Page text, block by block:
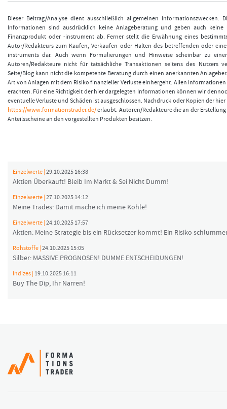
Dieser Beitrag/Analyse dient ausschließlich allgemeinen
Informationen sind ausdrücklich keine Anlageberatung und geben auch
Finanzprodukt oder -instrument ab. Ferner stellt die Erwähnung eines
Autor/Redakteurs zum Kaufen, Verkaufen oder Halten des betreffenden oder
instruments dar. Auch wenn Formulierungen und Hinweise scheinbar zu
Autoren/Redakteure nicht für tatsächliche Transaktionen seitens des Nutzers
Seite/Blog kann nicht die kompetente Beratung durch einen anerkannten
Art von Anlagen mit dem Risiko finanzieller Verluste einhergeht. Allen
erachten. Für eine Richtigkeit der hier dargelegten Informationen können wir
eventuelle Verluste und Schäden ist ausgeschlossen. Nachdruck oder Kopien der
https://www.formationstrader.de/erlaubt. Autoren/Redakteure die an der
Anteilsscheine an den vorgestellten Produkten besitzen.
Einzelwerte | 29.10.2025 16:38
Aktien Überkauft! Bleib Im Markt & Sei Nicht Dumm!
Einzelwerte | 27.10.2025 14:12
Meine Trades: Damit mache ich meine Kohle!
Einzelwerte | 24.10.2025 17:57
Aktien: Meine Strategie bis ein Rücksetzer kommt! Ein Risiko
Rohstoffe | 24.10.2025 15:05
Silber: MASSIVE PROGNOSEN! DUMME ENTSCHEIDUNGEN!
Indizes | 19.10.2025 16:11
Buy The Dip, Ihr Narren!